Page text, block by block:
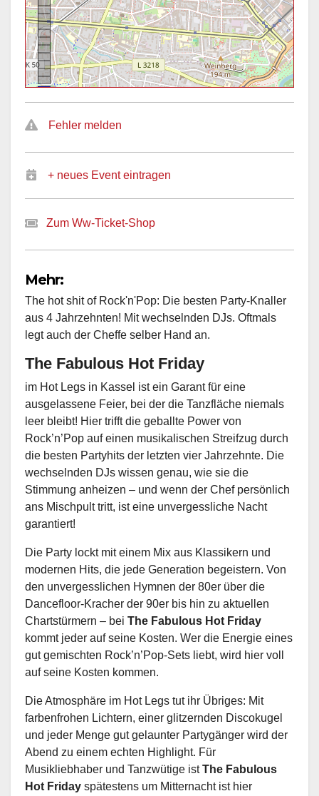
Fehler melden
+ neues Event eintragen
Zum Ww-Ticket-Shop
Mehr:
The hot shit of Rock'n'Pop: Die besten Party-Knaller
aus 4 Jahrzehnten! Mit wechselnden DJs. Oftmals
legt auch der Cheffe selber Hand an.
The Fabulous Hot Friday
im Hot Legs in Kassel ist ein Garant für eine
ausgelassene Feier, bei der die Tanzfläche niemals
leer bleibt! Hier trifft die geballte Power von
Rock’n’Pop auf einen musikalischen Streifzug durch
die besten Partyhits der letzten vier Jahrzehnte. Die
wechselnden DJs wissen genau, wie sie die
Stimmung anheizen – und wenn der Chef persönlich
ans Mischpult tritt, ist eine unvergessliche Nacht
garantiert!
Die Party lockt mit einem Mix aus Klassikern und
modernen Hits, die jede Generation begeistern. Von
den unvergesslichen Hymnen der 80er über die
Dancefloor-Kracher der 90er bis hin zu aktuellen
Chartstürmern – bei The Fabulous Hot Friday
kommt jeder auf seine Kosten. Wer die Energie eines
gut gemischten Rock’n’Pop-Sets liebt, wird hier voll
auf seine Kosten kommen.
Die Atmosphäre im Hot Legs tut ihr Übriges: Mit
farbenfrohen Lichtern, einer glitzernden Discokugel
und jeder Menge gut gelaunter Partygänger wird der
Abend zu einem echten Highlight. Für
Musikliebhaber und Tanzwütige istThe Fabulous
Hot Friday spätestens um Mitternacht ist hier